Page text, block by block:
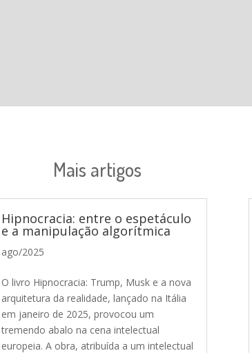
Mais artigos
Hipnocracia: entre o espetáculo
e a manipulação algorítmica
ago/2025
O livro Hipnocracia: Trump, Musk e a nova
arquitetura da realidade, lançado na Itália
em janeiro de 2025, provocou um
tremendo abalo na cena intelectual
europeia. A obra, atribuída a um intelectual